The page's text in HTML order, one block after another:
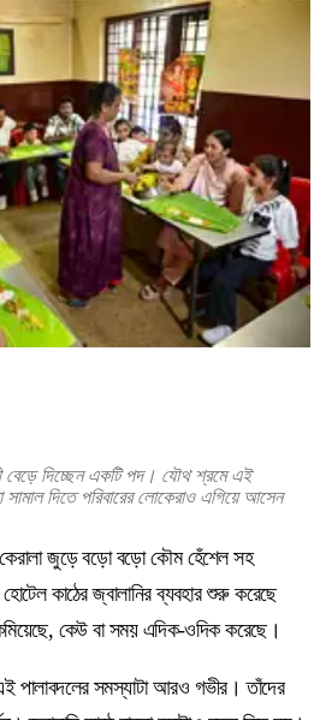
বেড়ে দিচ্ছেন একটি পদ। যৌথ শ্রমে এই
সামাল দিতে পরিবারের লোকেরাও এগিয়ে আসেন
জুড়ে বড়ো বড়ো কৌম হেঁশেল সহ
কাঠের জ্বালানির ব্যবহার শুরু করেছে
কেউ বা সময় এদিক-ওদিক করেছে।
পালাবদলের সমস্যাটা আরও গভীর। তাঁদের